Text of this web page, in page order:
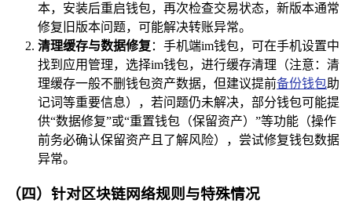
本，安装后重启钱包，再次检查交易状态，新版本通常
修复旧版本问题，可能解决转账异常。
清理缓存与数据修复 ：手机端im钱包，可在手机设置中
找到应用管理，选择im钱包，进行缓存清理（注意：清
理缓存一般不删钱包资产数据，但建议提前备份钱包助
记词等重要信息），若问题仍未解决，部分钱包可能提
供“数据修复”或“重置钱包（保留资产）”等功能（操作
前务必确认保留资产且了解风险），尝试修复钱包数据
异常。
（四）针对区块链网络规则与特殊情况